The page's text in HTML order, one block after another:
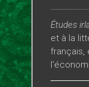
Études
et à la
français,